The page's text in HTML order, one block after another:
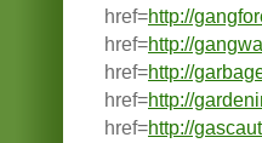
href=http://
href=http://
href=http://
href=http://
href=http://